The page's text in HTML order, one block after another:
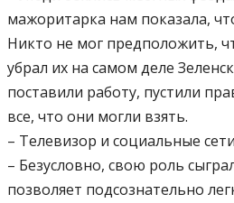
мажоритарка нам показала,
Никто не мог предположить,
убрал их на самом деле
поставили работу, пустили
все, что они могли взять.
– Телевизор и социальные
– Безусловно, свою роль
позволяет подсознательно